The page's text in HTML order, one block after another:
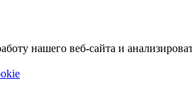
нашего веб-сайта и